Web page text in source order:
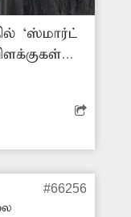
‘ஸ்மார்ட்
ஒரு
நிலையில்
#66256